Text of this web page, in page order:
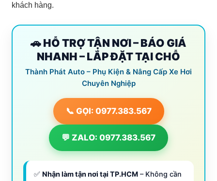
khách hàng.
🚗 HỖ TRỢ TẬN NƠI – BÁO GIÁ
NHANH – LẮP ĐẶT TẠI CHỖ
Thành Phát Auto – Phụ Kiện & Nâng Cấp Xe Hơi
Chuyên Nghiệp
📞 GỌI: 0977.383.567
💬 ZALO: 0977.383.567
✅ Nhận làm tận nơi tại TP.HCM – Không cần